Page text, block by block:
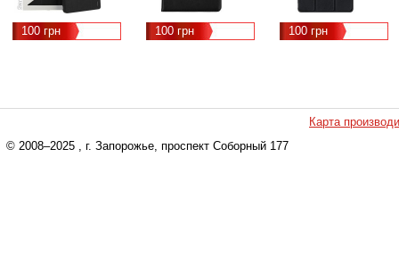
100 грн 100 грн 100 грн
Карта
© 2008–2025 , г. Запорожье, проспект Соборный 177